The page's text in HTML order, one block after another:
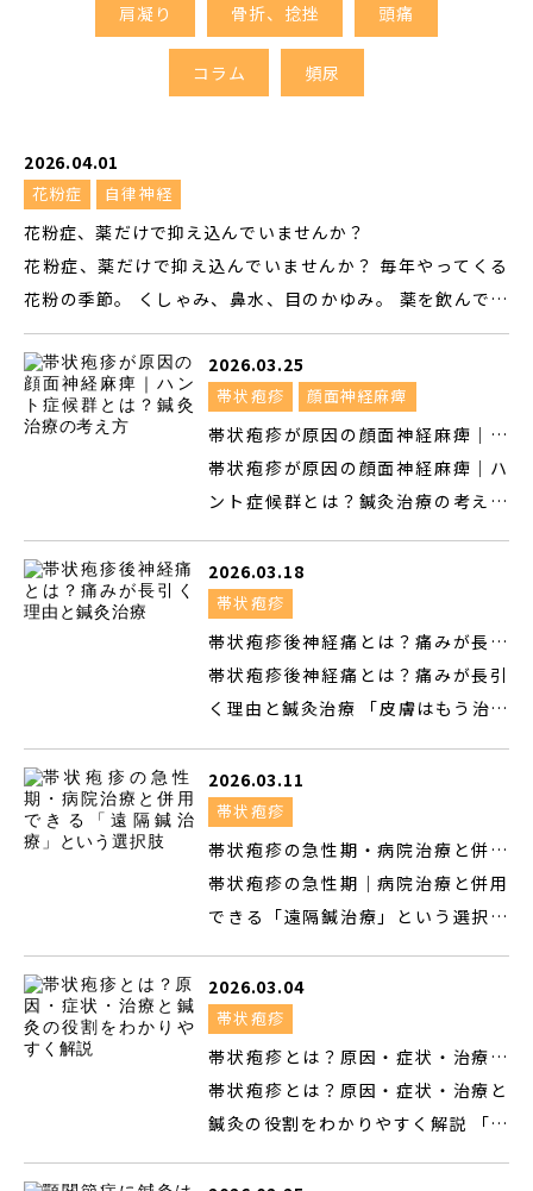
肩凝り 骨折、捻挫 頭痛
コラム 頻尿
2026.04.01
花粉症 自律神経
花粉症、薬だけで抑え込んでいませんか？
花粉症、薬だけで抑え込んでいませんか？ 毎年やってくる
花粉の季節。 くしゃみ、鼻水、目のかゆみ。 薬を飲んでな
んとかやり過ごす――そんな毎年を繰り返していませんか？ 日
本人の2人に1人が花粉症 2019年の全国調査によると、日本
人の花粉症有病率は42.5％。およそ2人に1人が花粉症で
す。 スギ花粉症に限っても38.8％。10年前と比べて約10ポ
イント増加しており、年々その割合は上がり続けています。
さらに、5〜9歳の子どもでも30.1％がスギ花粉症という調
粉症はまさに「国民病」です。 薬は「止める」もの、「治
す」ものではない 花粉症の一般的な治療は、抗ヒスタミン
薬を中心とした薬物療法です。 くしゃみや鼻水を抑え、目
のかゆみを軽減する。確かに、薬は症状をラクにしてくれ
いるのに、年々効きが悪くなっている気がする」 「シーズ
ンが終われば楽になるけ...
2026.03.25
帯状疱疹 顔面神経麻痺
帯状疱疹が原因の顔面神経麻痺｜ハ
ント症候群とは？鍼灸治療の考え方
帯状疱疹が原因の顔面神経麻痺｜ハ
ント症候群とは？鍼灸治療の考え方
顔面神経麻痺と診断されたあと、 耳
の奥が強く痛む 耳のまわりに発疹が
出た めまい・聞こえにくさがある こ
のような症状を伴う場合、 ハント症
候群の可能性があります。 ハント症
候群は、 帯状疱疹ウイルスが原因で
ハント症候群とは？ ハント症候群
（ラムゼイ・ハント症候群）は、 水
介・外耳道の発疹 難聴やめまい など
が、同時または時間差で現れること
があります。 通常の顔面神経麻痺と
の違い 一般的な顔面神経麻痺（ベル
麻痺など）と比べて、 ハント症候群
には次のような特徴があります。 痛
2026.03.18
帯状疱疹
帯状疱疹後神経痛とは？痛みが長引
く理由と鍼灸治療
帯状疱疹後神経痛とは？痛みが長引
く理由と鍼灸治療 「皮膚はもう治っ
「ピリピリ、ズキズキして日常生活
がつらい」 「薬を飲んでいるが、思
うように良くならない」 このような
状態は、 帯状疱疹後神経痛と呼ばれ
るものかもしれません。 帯状疱疹後
く下げてしまうことがあります。 帯
状疱疹後神経痛とは？ 帯状疱疹後神
2026.03.11
帯状疱疹
帯状疱疹の急性期・病院治療と併用
できる「遠隔鍼治療」という選択肢
帯状疱疹の急性期｜病院治療と併用
できる「遠隔鍼治療」という選択肢
経が過敏になっている 「刺激して悪
化しないか」が不安 という時期で
す。 そのため、 「鍼治療を受けたい
けれど、患部に鍼を刺すのは正直こ
わい…」 と感じている方も少なくあ
2026.03.04
帯状疱疹
帯状疱疹とは？原因・症状・治療と
鍼灸の役割をわかりやすく解説
帯状疱疹とは？原因・症状・治療と
鍼灸の役割をわかりやすく解説 「突
然、片側だけピリピリと痛む」 「皮